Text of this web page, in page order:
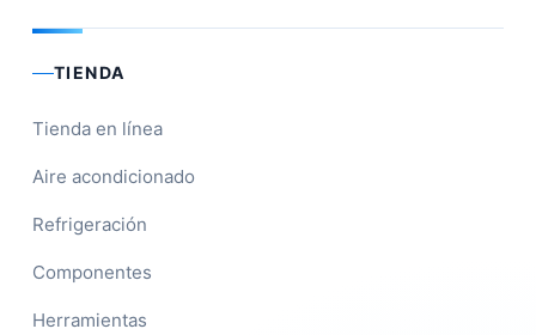
TIENDA
Tienda en línea
Aire acondicionado
Refrigeración
Componentes
Herramientas